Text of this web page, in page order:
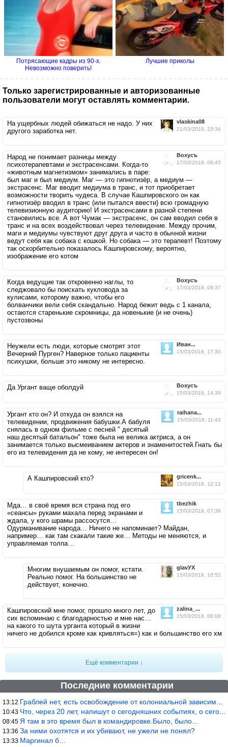
Потрясающие кадры из 90-х.
Невозможно поверить!
Лучшие приколы
Только зарегистрированные и авторизованные
пользователи могут оставлять комментарии.
vlaskina08
21/03/2018, 23:34
На ущербных людей обижаться не надо. У них
другого заработка нет.
Вохусъ
17/03/2018, 09:45
Народ не понимает разницы между
психотерапевтами и экстрасенсами. Когда-то
«животным магнетизмом» занимались в паре:
был маг и был медиум. Маг — это гипнотизёр, а медиум —
экстрасенс. Маг вводит медиума в транс, и тот приобретает
возможности творить чудеса. В случае Кашпировского он как
гипнотизёр вводил в транс (или пытался ввести) всю громадную
телевизионную аудиторию! И экстрасенсами в разной степени
становились все. А вот Чумак — экстрасенс, он сам вводил себя в
транс и на всех воздействовал через телевидение. Между прочим,
маги и медиумы чувствуют друг друга и часто в обычной жизни
ведут себя как собака с кошкой. Но собака — это терапевт! Поэтому
так оскорбительно показалось Кашпировскому, вероятно,
изображение его котом
Вохусъ
17/03/2018, 09:37
Когда ведущие так откровенно наглы, то
следжовало бы поискать кукловода за
кулисами, которому важно, чтобы его
болванчики вели себя скандально. Народ бежит ведь с 1 канала,
остаются старенькие скромницы, да новенькие (и не очень)
пустозвоны
Ивaн...
15/03/2018, 17:30
Неужели есть люди, которые смотрят этот
Вечерний Пурген? Наверное только пациенты
психушки, больше это никому не интересно.
Вохусъ
15/03/2018, 14:39
Да Ургант ваще оболдуй
raihana...
15/03/2018, 11:43
Ургант кто он? И откуда он взялся на
телевидении, продвижения бабушки.А бабуля
снялась в одном фильме с песней " десятый
наш десятый батальон" тоже была не велика актриса, а он
занимается только высмеиванием актеров и знаменитостей.Гнать бы
его из телевидения да не кому, не интересен он!
gricenk...
15/03/2018, 12:12
А Кашпировский кто?
tbezhik
15/03/2018, 07:38
Мда… в своё время вся страна под его
«сеансы» руками махала перед экранами и
ждала, у кого шрамы рассосутся…
Одурманивание народа… Ничего не напоминает? Майдан,
например… как там скакали такие же… Методы не меняются, и
управляемая толпа…
glavУХ
15/03/2018, 10:52
Многим внушаемым он помог, кстати.
Реально помог. На большинство не
действует, конечно.
zalina_...
15/03/2018, 06:08
Кашпировский мне помог, прошло много лет, до
сих вспоминаю с благодарностью и мне нас…
на какого то шута урганта который в жизни
ничего не добился кроме как кривляться=) как и большинство его хм
Ещё комментарии ↓
Последние комментарии
13:12 Граблей нет, есть освобождение от колониальной зависимости, это
10:43 Что, через 20 лет, напишут о сегодняшних событиях, о сегодняшней
08:45 Я там в это время был в командировке.Было, было…
13:36 За ними охотятся и их убивают, не ужели не понял?
13:33 Маргинал б…